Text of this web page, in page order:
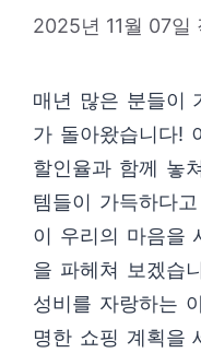
2025년 11월 07일
매년 많은 분들이
가 돌아왔습니다!
할인율과 함께 놓
템들이 가득하다
이 우리의 마음을
을 파헤쳐 보겠습
성비를 자랑하는
명한 쇼핑 계획을